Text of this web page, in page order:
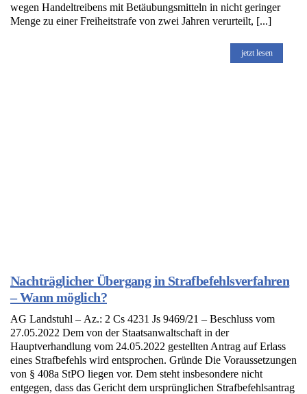
wegen Handeltreibens mit Betäubungsmitteln in nicht geringer
Menge zu einer Freiheitstrafe von zwei Jahren verurteilt, [...]
jetzt lesen
Nachträglicher Übergang in Strafbefehlsverfahren
– Wann möglich?
AG Landstuhl – Az.: 2 Cs 4231 Js 9469/21 – Beschluss vom
27.05.2022 Dem von der Staatsanwaltschaft in der
Hauptverhandlung vom 24.05.2022 gestellten Antrag auf Erlass
eines Strafbefehls wird entsprochen. Gründe Die Voraussetzungen
von § 408a StPO liegen vor. Dem steht insbesondere nicht
entgegen, dass das Gericht dem ursprünglichen Strafbefehlsantrag